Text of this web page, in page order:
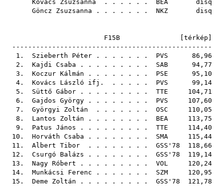
Kovács Zsuzsanna . . . . . . BEA disq
Göncz Zsuzsanna . . . . . . . NKZ disq
F15B [ térkép
--------------------------------------------------
1. Szieberth Péter . . . . . . . PVS 86,96
2. Kajdi Csaba . . . . . . . . . SAB 94,77
3. Koczur Kálmán . . . . . . . . PSE 95,10
4. Kovács László ifj. . . . . . PVS 99,14
5. Süttő Gábor . . . . . . . . . TTE 104,71
6. Gajdos György . . . . . . . . PVS 107,60
7. Györgyi Zoltán . . . . . . . OSC 110,05
8. Lantos Zoltán . . . . . . . . BEA 113,75
9. Patus János . . . . . . . . . TTE 114,40
10. Horváth Csaba . . . . . . . . SMA 115,44
11. Albert Tibor . . . . . . . . GSS'78 118,66
12. Csurgó Balázs . . . . . . . . GSS'78 119,14
13. Nagy Róbert . . . . . . . . . VOL 120,24
14. Munkácsi Ferenc . . . . . . . SZM 120,95
15. Deme Zoltán . . . . . . . . . GSS'78 121,78